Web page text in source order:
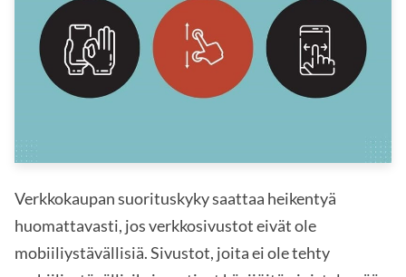
Verkkokaupan suorituskyky saattaa heikentyä
huomattavasti, jos verkkosivustot eivät ole
mobiiliystävällisiä. Sivustot, joita ei ole tehty